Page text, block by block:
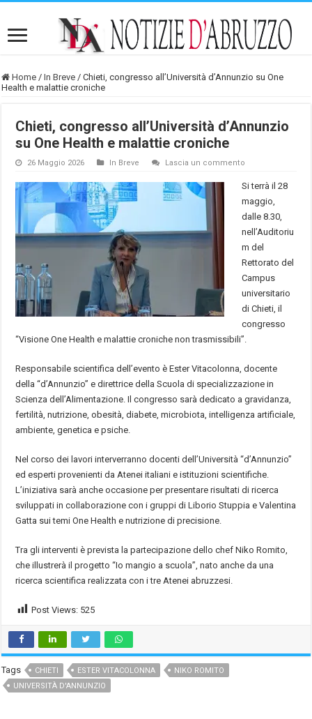
Home / In Breve / Chieti, congresso all’Università d’Annunzio su One
Health e malattie croniche
Chieti, congresso all’Università d’Annunzio
su One Health e malattie croniche
26 Maggio 2026 In Breve Lascia un commento
Si terrà il 28
maggio,
dalle 8.30,
nell’Auditoriu
m del
Rettorato del
Campus
universitario
di Chieti, il
congresso
“Visione One Health e malattie croniche non trasmissibili”.
Responsabile scientifica dell’evento è Ester Vitacolonna, docente
della “d’Annunzio” e direttrice della Scuola di specializzazione in
Scienza dell’Alimentazione. Il congresso sarà dedicato a gravidanza,
fertilità, nutrizione, obesità, diabete, microbiota, intelligenza artificiale,
ambiente, genetica e psiche.
Nel corso dei lavori interverranno docenti dell’Università “d’Annunzio”
ed esperti provenienti da Atenei italiani e istituzioni scientifiche.
L’iniziativa sarà anche occasione per presentare risultati di ricerca
sviluppati in collaborazione con i gruppi di Liborio Stuppia e Valentina
Gatta sui temi One Health e nutrizione di precisione.
Tra gli interventi è prevista la partecipazione dello chef Niko Romito,
che illustrerà il progetto “Io mangio a scuola”, nato anche da una
ricerca scientifica realizzata con i tre Atenei abruzzesi.
Post Views: 525
Tags CHIETI ESTER VITACOLONNA
NIKO ROMITO
UNIVERSITÀ D'ANNUNZIO